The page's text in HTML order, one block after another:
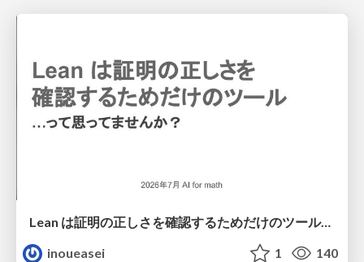
Lean は証明の正しさを確認するためだけのツールって思ってませんか？
inoueasei
1 140